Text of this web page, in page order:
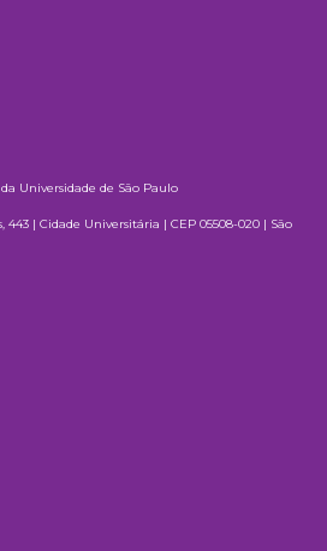
Universidade de São Paulo
| Cidade Universitária | CEP 05508-020 | São